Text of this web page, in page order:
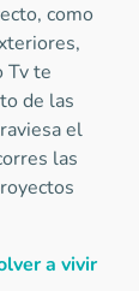
como
Tv te
de las
el
las
a vivir